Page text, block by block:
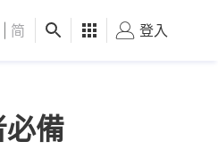
點 健康 好食玩飛
简 登入
備